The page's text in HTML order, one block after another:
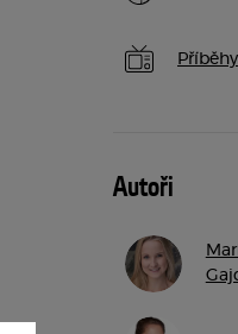
Příběhy
Autoři